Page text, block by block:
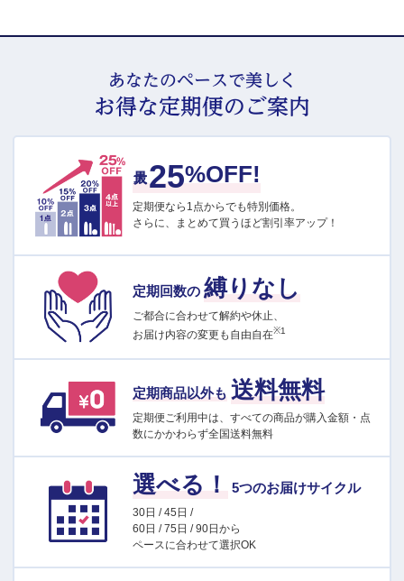
あなたのペースで美しく
お得な定期便のご案内
25%OFF!
定期便なら1点からでも特別価格。
さらに、まとめて買うほど割引率アップ！
定期回数の 縛りなし
ご都合に合わせて解約や休止、
お届け内容の変更も自由自在※1
定期商品以外も 送料無料
定期便ご利用中は、すべての商品が購入金額・点
数にかかわらず全国送料無料
選べる！ 5つのお届けサイクル
30日 / 45日 /
60日 / 75日 / 90日から
ペースに合わせて選択OK